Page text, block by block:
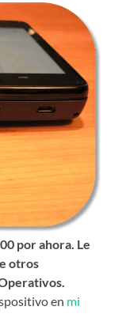
por ahora. Le
otros
en mi